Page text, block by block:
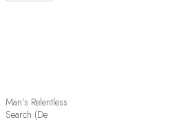
Man’s Relentless
Search (De